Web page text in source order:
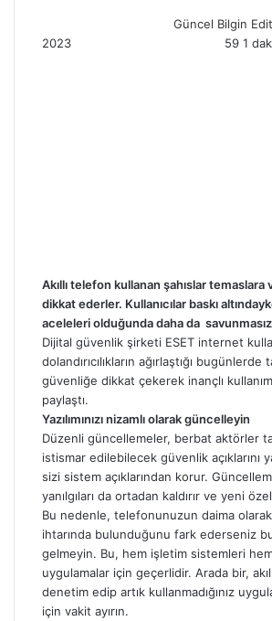
Güncel Bilgin
2023
59 1
Akıllı telefon kullanan şahıslar temaslara
dikkat ederler. Kullanıcılar baskı
aceleleri olduğunda daha da
Dijital güvenlik şirketi ESET internet
dolandırıcılıkların ağırlaştığı bugünlerde
güvenliğe dikkat çekerek inançlı
paylaştı.
Yazılımınızı nizamlı olarak güncelleyin
Düzenli güncellemeler, berbat aktörler
istismar edilebilecek güvenlik açıklarını
sizi sistem açıklarından korur.
yanılgıları da ortadan kaldırır ve yeni
Bu nedenle, telefonunuzun daima
ihtarında bulunduğunu fark ederseniz
gelmeyin. Bu, hem işletim sistemleri
uygulamalar için geçerlidir. Arada bir,
denetim edip artık kullanmadığınız
için vakit ayırın.